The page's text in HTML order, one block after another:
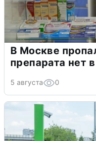
В Москве
препарата нет
5 августа 0